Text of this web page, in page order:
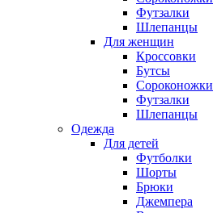
Футзалки
Шлепанцы
Для женщин
Кроссовки
Бутсы
Сороконожки
Футзалки
Шлепанцы
Одежда
Для детей
Футболки
Шорты
Брюки
Джемпера